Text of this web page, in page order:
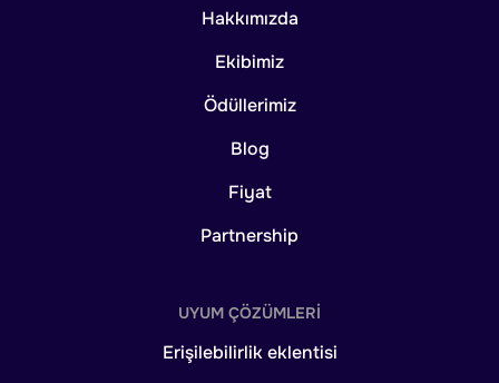
Hakkımızda
Ekibimiz
Ödüllerimiz
Blog
Fiyat
Partnership
UYUM ÇÖZÜMLERI
Erişilebilirlik eklentisi